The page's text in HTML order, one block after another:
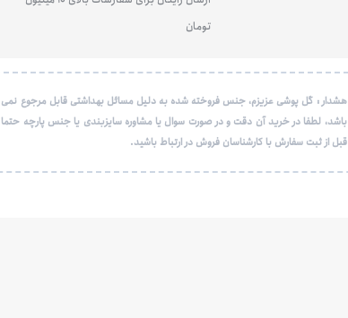
تومان
هشدار : گل پوشی عزیزم، جنس فروخته شده به دلیل مسائل بهداشتی قابل مرجوع نمی
باشد، لطفا در خرید آن دقت و در صورت سوال یا مشاوره سایزبندی یا جنس پارچه حتما
قبل از ثبت سفارش با کارشناسان فروش در ارتباط باشید.